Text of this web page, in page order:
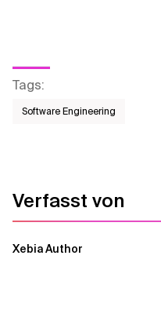
Tags:
Software Engineering
Verfasst von
Xebia Author